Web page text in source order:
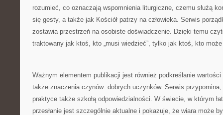
rozumieć, co oznaczają wspomnienia liturgiczne, czemu służą
się gesty, a także jak Kościół patrzy na człowieka. Serwis
zostawia przestrzeń na osobiste doświadczenie. Dzięki temu
traktowany jak ktoś, kto „musi wiedzieć”, tylko jak ktoś, kto
Ważnym elementem publikacji jest również podkreślanie
także znaczenia czynów: dobrych uczynków. Serwis
praktyce także szkołą odpowiedzialności. W świecie, w którym
przesłanie jest szczególnie aktualne i pokazuje, że wiara może